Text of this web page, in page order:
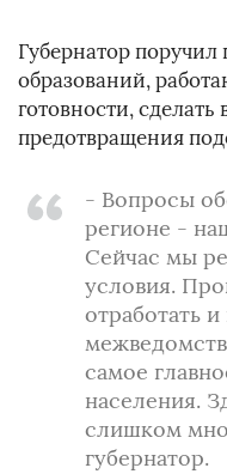
Губернатор
образований,
готовности,
предотвращения
- Вопросы
регионе -
Сейчас мы
условия.
отработать
самое
населения.
слишком
губернатор.